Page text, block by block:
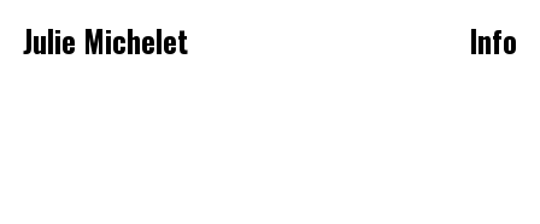
Julie Michelet Info